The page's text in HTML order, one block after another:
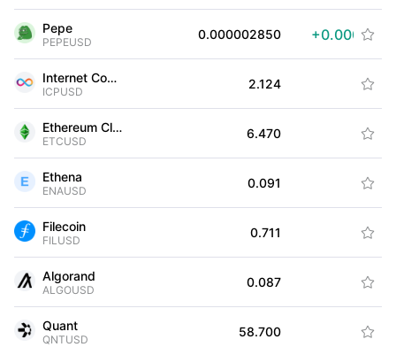
Pepe
PEPEUSD 0.000002850 
Internet Computer
ICPUSD 2.124 
Ethereum Classic
ETCUSD 6.470 
Ethena
ENAUSD 0.091 -

Filecoin
FILUSD 0.711 
Algorand
ALGOUSD 0.087 -

Quant
QNTUSD 58.700 -
